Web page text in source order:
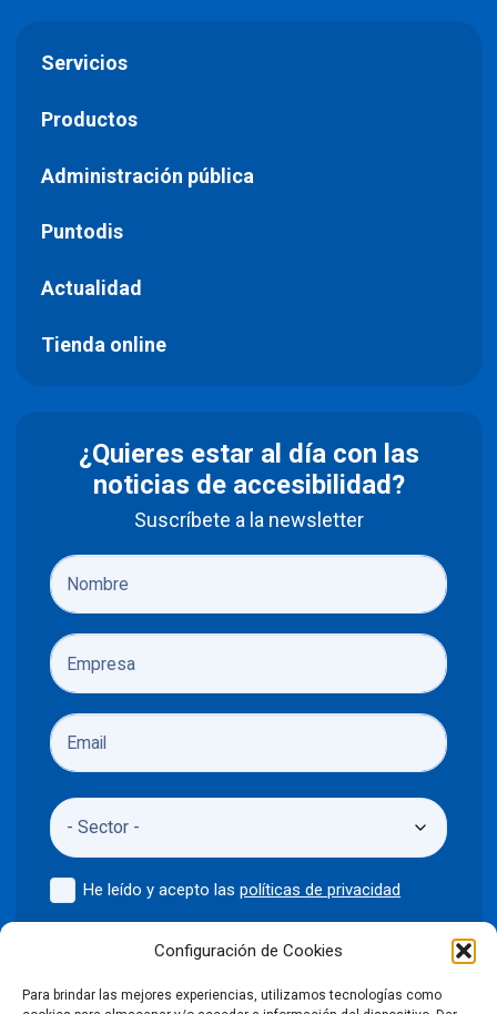
Configuración de Cookies
Para brindar las mejores experiencias, utilizamos tecnologías como
Servicios
Productos
Administración pública
Puntodis
Actualidad
Tienda online
¿Quieres estar al día con las
noticias de accesibilidad?
Suscríbete a la newsletter
He leído y acepto laspolíticas de privacidad
Enviar